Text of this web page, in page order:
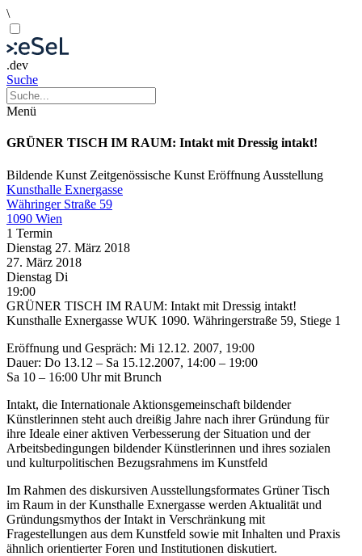
\
.dev
Suche
Menü
GRÜNER TISCH IM RAUM: Intakt mit Dressig intakt!
Bildende Kunst Zeitgenössische Kunst Eröffnung Ausstellung
Kunsthalle Exnergasse
Währinger Straße 59
1090 Wien
1 Termin
Dienstag 27. März 2018
27. März 2018
Dienstag Di
19:00
GRÜNER TISCH IM RAUM: Intakt mit Dressig intakt!
Kunsthalle Exnergasse WUK 1090. Währingerstraße 59, Stiege 1
Eröffnung und Gespräch: Mi 12.12. 2007, 19:00
Dauer: Do 13.12 – Sa 15.12.2007, 14:00 – 19:00
Sa 10 – 16:00 Uhr mit Brunch
Intakt, die Internationale Aktionsgemeinschaft bildender
Künstlerinnen steht auch dreißig Jahre nach ihrer Gründung für
ihre Ideale einer aktiven Verbesserung der Situation und der
Arbeitsbedingungen bildender Künstlerinnen und ihres sozialen
und kulturpolitischen Bezugsrahmens im Kunstfeld
Im Rahmen des diskursiven Ausstellungsformates Grüner Tisch
im Raum in der Kunsthalle Exnergasse werden Aktualität und
Gründungsmythos der Intakt in Verschränkung mit
Fragestellungen aus dem Kunstfeld sowie mit Inhalten und Praxis
ähnlich orientierter Foren und Institutionen diskutiert.